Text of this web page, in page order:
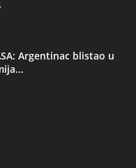
Argentinac blistao u